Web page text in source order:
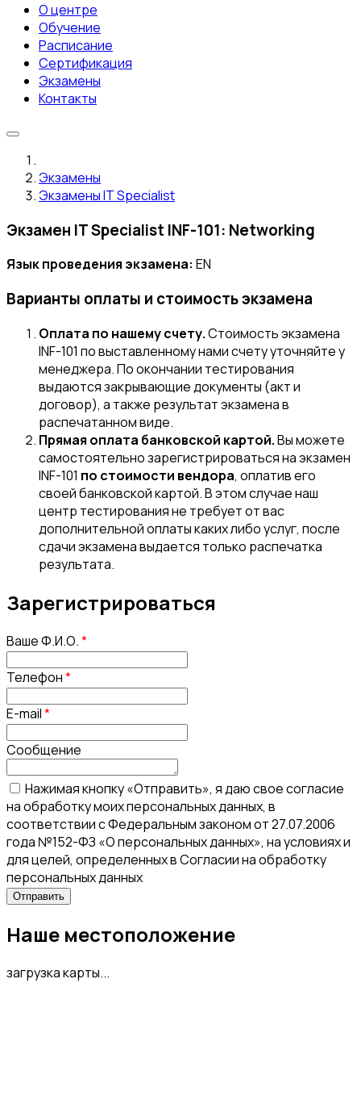
О центре
Обучение
Расписание
Сертификация
Экзамены
Контакты
Экзамены
Экзамены IT Specialist
Экзамен IT Specialist INF-101: Networking
Язык проведения экзамена: EN
Варианты оплаты и стоимость экзамена
Оплата по нашему счету.Стоимость экзамена
INF-101 по выставленному нами счету уточняйте у
менеджера. По окончании тестирования
выдаются закрывающие документы (акт и
договор), а также результат экзамена в
распечатанном виде.
Прямая оплата банковской картой.Вы можете
самостоятельно зарегистрироваться на экзамен
INF-101 по стоимости вендора, оплатив его
своей банковской картой. В этом случае наш
центр тестирования не требует от вас
дополнительной оплаты каких либо услуг, после
сдачи экзамена выдается только распечатка
результата.
Зарегистрироваться
Ваше Ф.И.О.*
Телефон*
E-mail*
Сообщение
Нажимая кнопку «Отправить», я даю свое согласие
на обработку моих персональных данных, в
соответствии с Федеральным законом от 27.07.2006
года №152-ФЗ «О персональных данных», на условиях и
для целей, определенных в Согласии на обработку
персональных данных
Наше местоположение
загрузка карты...